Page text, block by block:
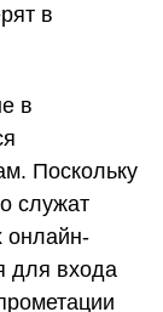
в
в
Поскольку
служат
онлайн-
для входа